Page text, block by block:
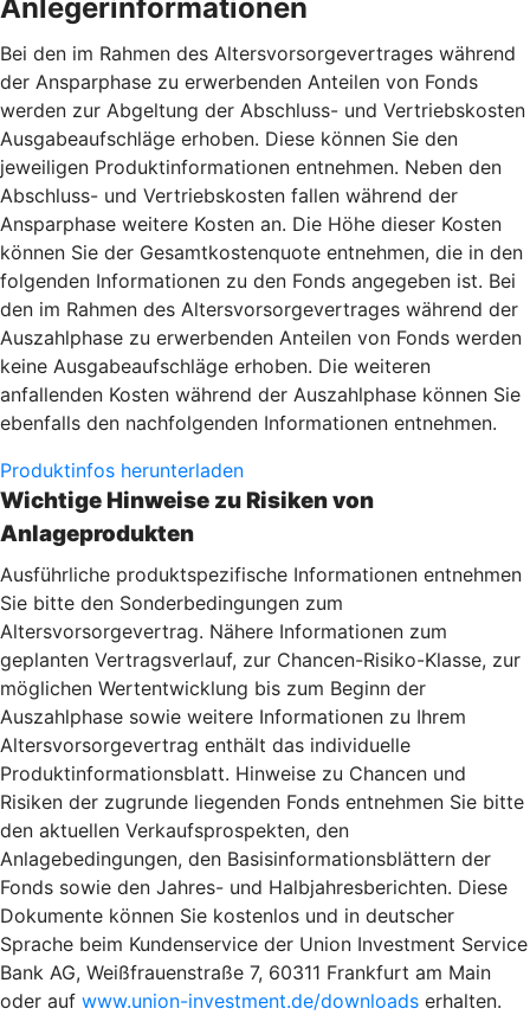
Anlegerinformationen
Bei den im Rahmen des Altersvorsorgevertrages während
der Ansparphase zu erwerbenden Anteilen von Fonds
werden zur Abgeltung der Abschluss- und Vertriebskosten
Ausgabeaufschläge erhoben. Diese können Sie den
jeweiligen Produktinformationen entnehmen. Neben den
Abschluss- und Vertriebskosten fallen während der
Ansparphase weitere Kosten an. Die Höhe dieser Kosten
können Sie der Gesamtkostenquote entnehmen, die in den
folgenden Informationen zu den Fonds angegeben ist. Bei
den im Rahmen des Altersvorsorgevertrages während der
Auszahlphase zu erwerbenden Anteilen von Fonds werden
keine Ausgabeaufschläge erhoben. Die weiteren
anfallenden Kosten während der Auszahlphase können Sie
ebenfalls den nachfolgenden Informationen entnehmen.
Produktinfos herunterladen
Wichtige Hinweise zu Risiken von
Anlageprodukten
Ausführliche produktspezifische Informationen entnehmen
Sie bitte den Sonderbedingungen zum
Altersvorsorgevertrag. Nähere Informationen zum
geplanten Vertragsverlauf, zur Chancen-Risiko-Klasse, zur
möglichen Wertentwicklung bis zum Beginn der
Auszahlphase sowie weitere Informationen zu Ihrem
Altersvorsorgevertrag enthält das individuelle
Produktinformationsblatt. Hinweise zu Chancen und
Risiken der zugrunde liegenden Fonds entnehmen Sie bitte
den aktuellen Verkaufsprospekten, den
Anlagebedingungen, den Basisinformationsblättern der
Fonds sowie den Jahres- und Halbjahresberichten. Diese
Dokumente können Sie kostenlos und in deutscher
Sprache beim Kundenservice der Union Investment Service
Bank AG, Weißfrauenstraße 7, 60311 Frankfurt am Main
oder auf www.union-investment.de/downloads erhalten.